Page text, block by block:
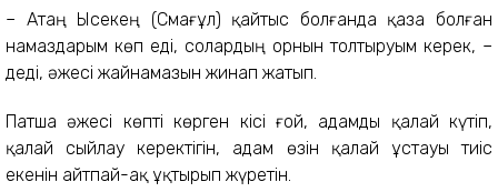
– Атаң Ысекең (Смағұл) қайтыс болғанда қаза болған
намаздарым көп еді, солардың орнын толтыруым керек, –
деді, әжесі жайнамазын жинап жатып.
Патша әжесі көпті көрген кісі ғой, адамды қалай күтіп,
қалай сыйлау керектігін, адам өзін қалай ұстауы тиіс
екенін айтпай-ақ ұқтырып жүретін.